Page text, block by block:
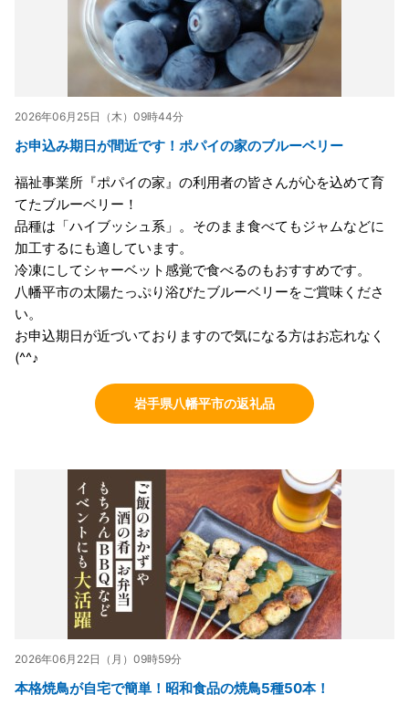
2026年06月25日（木）09時44分
お申込み期日が間近です！ポパイの家のブルーベリー
福祉事業所『ポパイの家』の利用者の皆さんが心を込めて育
てたブルーベリー！
品種は「ハイブッシュ系」。そのまま食べてもジャムなどに
加工するにも適しています。
冷凍にしてシャーベット感覚で食べるのもおすすめです。
八幡平市の太陽たっぷり浴びたブルーベリーをご賞味くださ
い。
お申込期日が近づいておりますので気になる方はお忘れなく
(^^♪
岩手県八幡平市の返礼品
2026年06月22日（月）09時59分
本格焼鳥が自宅で簡単！昭和食品の焼鳥5種50本！